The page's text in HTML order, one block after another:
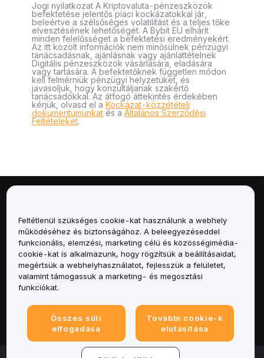
Jogi nyilatkozat A Kriptovaluta-pénzeszközök
befektetése jelentős piaci kockázatokkal jár,
beleértve a szélsőséges volatilitást és a teljes tőke
elvesztésének lehetőségét. A Bybit EU elhárít
minden felelősséget a befektetési eredményekért.
Az itt közölt információk nem minősülnek pénzügyi
tanácsadásnak, ajánlásnak vagy ajánlattételnek
Digitális pénzeszközök vásárlására, eladására
vagy tartására. A befektetőknek független módon
kell felmérniük pénzügyi helyzetüket, és
javasoljuk, hogy konzultáljanak szakértő
tanácsadókkal. Az átfogó áttekintés érdekében
kérjük, olvasd el a Kockázat-közzétételi
dokumentumunkat és a Általános Szerződési
Feltételeket.
Szolgáltatások
Támogatás
Termékek
Feltétlenül szükséges cookie-kat használunk a webhely
működéséhez és biztonságához. A beleegyezéseddel
funkcionális, elemzési, marketing célú és közösségimédia-
cookie-kat is alkalmazunk, hogy rögzítsük a beállításaidat,
megértsük a webhelyhasználatot, fejlesszük a felületet,
valamint támogassuk a marketing- és megosztási
funkciókat.
Összes süti
elfogadása
További cookie-k
elutasítása